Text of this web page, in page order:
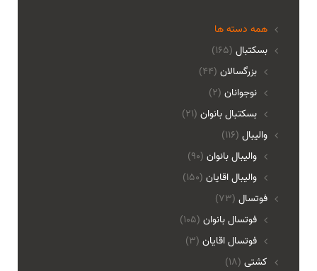
همه دسته ها
(165) بسکتبال
بزرگسالان (44)
نوجوانان (2)
بسکتبال بانوان (21)
(116) والیبال
واليبال بانوان (90)
واليبال اقايان (150)
(73) فوتسال
فوتسال بانوان (105)
فوتسال اقايان (3)
(18) کشتی